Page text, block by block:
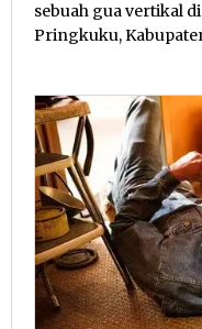
sebuah gua vertikal
Pringkuku,